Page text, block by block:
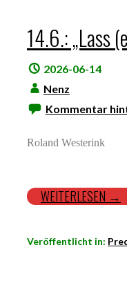
14.6.: „Lass
2026-06-14
Nenz
Kommentar
Roland Westerink
WEITERLESEN →
Veröffentlicht in: